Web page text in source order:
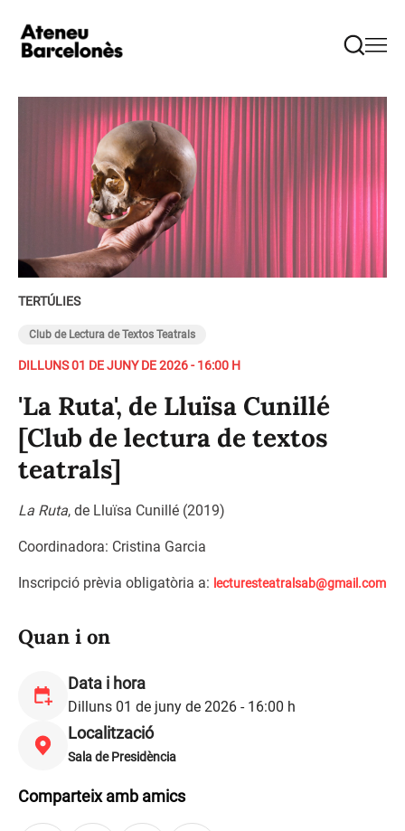
TERTÚLIES
Club de Lectura de Textos Teatrals
DILLUNS 01 DE JUNY DE 2026 - 16:00 H
'La Ruta', de Lluïsa Cunillé
[Club de lectura de textos
teatrals]
La Ruta, de Lluïsa Cunillé (2019)
Coordinadora: Cristina Garcia
Inscripció prèvia obligatòria a: lecturesteatralsab@gmail.com
Quan i on
Data i hora
Dilluns 01 de juny de 2026 - 16:00 h
Localització
Sala de Presidència
Comparteix amb amics